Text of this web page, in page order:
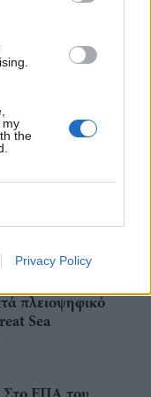
my
the
Privacy Policy
ρήτρας
ενίσχυση της
Στο
του
στη
πλειοψηφικό
Sea